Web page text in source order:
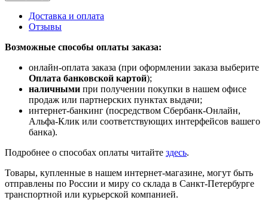
Доставка и оплата
Отзывы
Возможные способы оплаты заказа:
онлайн-оплата заказа (при оформлении заказа выберите
Оплата банковской картой);
наличными при получении покупки в нашем офисе
продаж или партнерских пунктах выдачи;
интернет-банкинг (посредством Сбербанк-Онлайн,
Альфа-Клик или соответствующих интерфейсов вашего
банка).
Подробнее о способах оплаты читайте здесь.
Товары, купленные в нашем интернет-магазине, могут быть
отправлены по России и миру со склада в Санкт-Петербурге
транспортной или курьерской компанией.